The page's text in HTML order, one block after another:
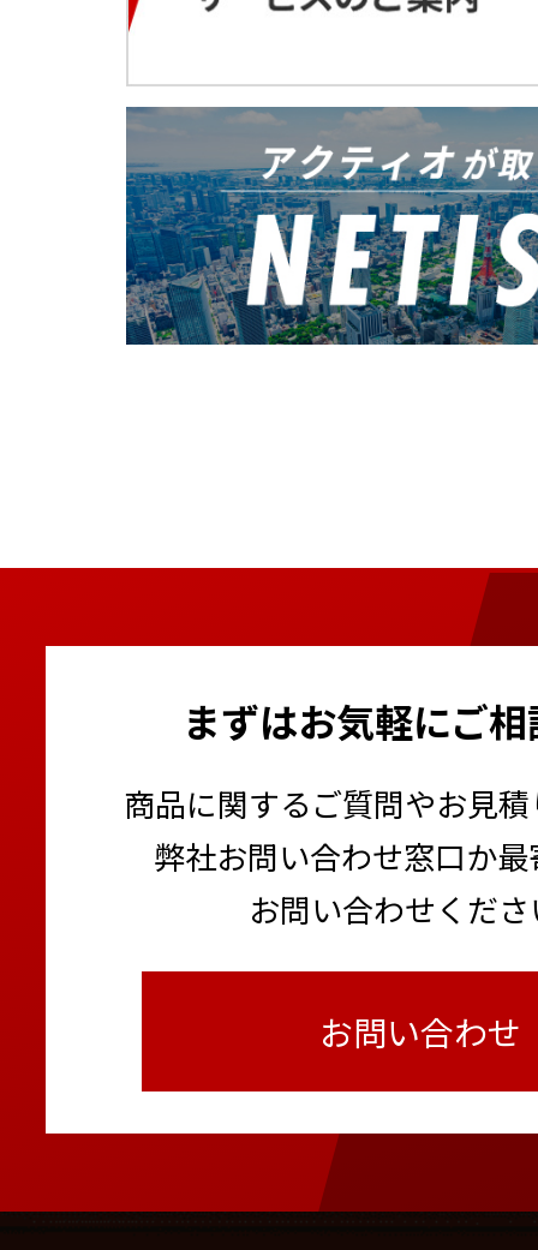
まずはお気軽にご
商品に関するご質問やお見
弊社お問い合わせ窓口か
お問い合わせくだ
お問い合わせ